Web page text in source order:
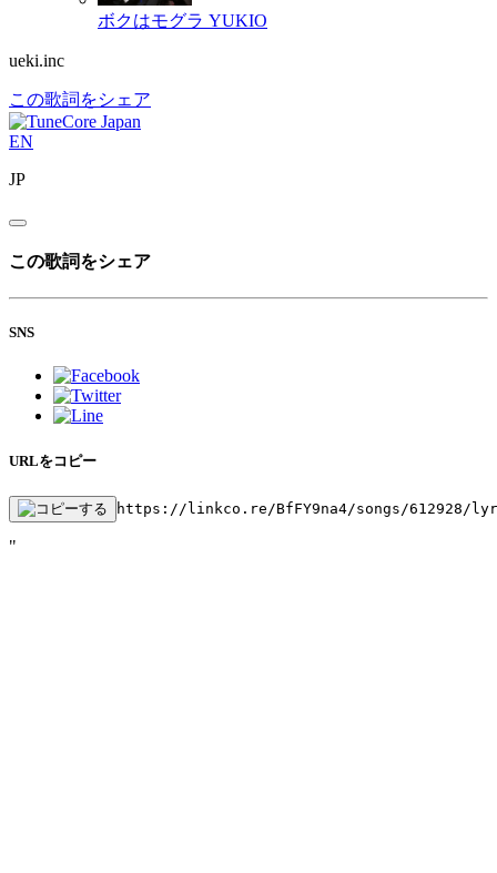
ボクはモグラ YUKIO
ueki.inc
この歌詞をシェア
EN
JP
この歌詞をシェア
SNS
URLをコピー
https://linkco.re/BfFY9na4/songs/612928/
"